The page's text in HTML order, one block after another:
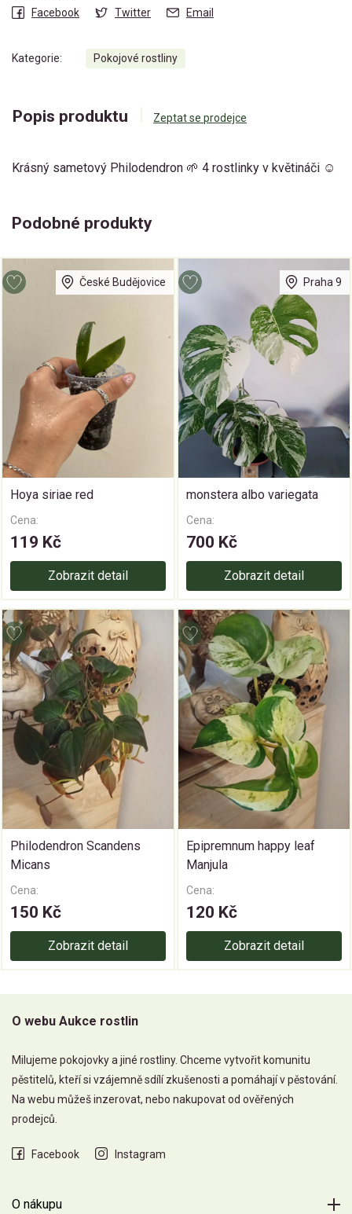
Facebook Twitter Email
Kategorie: Pokojové rostliny
Popis produktu Zeptat se prodejce
Krásný sametový Philodendron 🌱 4 rostlinky v květináči ☺️
Podobné produkty
České Budějovice
Hoya siriae red
Cena:
119 Kč
Zobrazit detail
Praha 9
monstera albo variegata
Cena:
700 Kč
Zobrazit detail
Philodendron Scandens
Micans
Cena:
150 Kč
Zobrazit detail
Epipremnum happy leaf
Manjula
Cena:
120 Kč
Zobrazit detail
O webu Aukce rostlin
Milujeme pokojovky a jiné rostliny. Chceme vytvořit komunitu
pěstitelů, kteří si vzájemně sdílí zkušenosti a pomáhají v pěstování.
Na webu můžeš inzerovat, nebo nakupovat od ověřených
prodejců.
Facebook Instagram
O nákupu